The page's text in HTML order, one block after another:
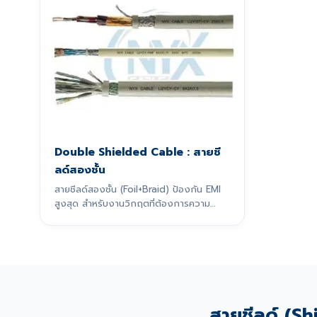
Double Shielded Cable : สายชี
ลด์สองชั้น
สายชีลด์สองชั้น (Foil+Braid) ป้องกัน EMI
สูงสุด สำหรับงานวิกฤตที่ต้องการความ